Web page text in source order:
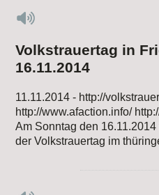
Volkstrauertag in
16.11.2014
11.11.2014 - http://
http://www.afaction.info/
Am Sonntag den 16.11.2014
der Volkstrauertag im